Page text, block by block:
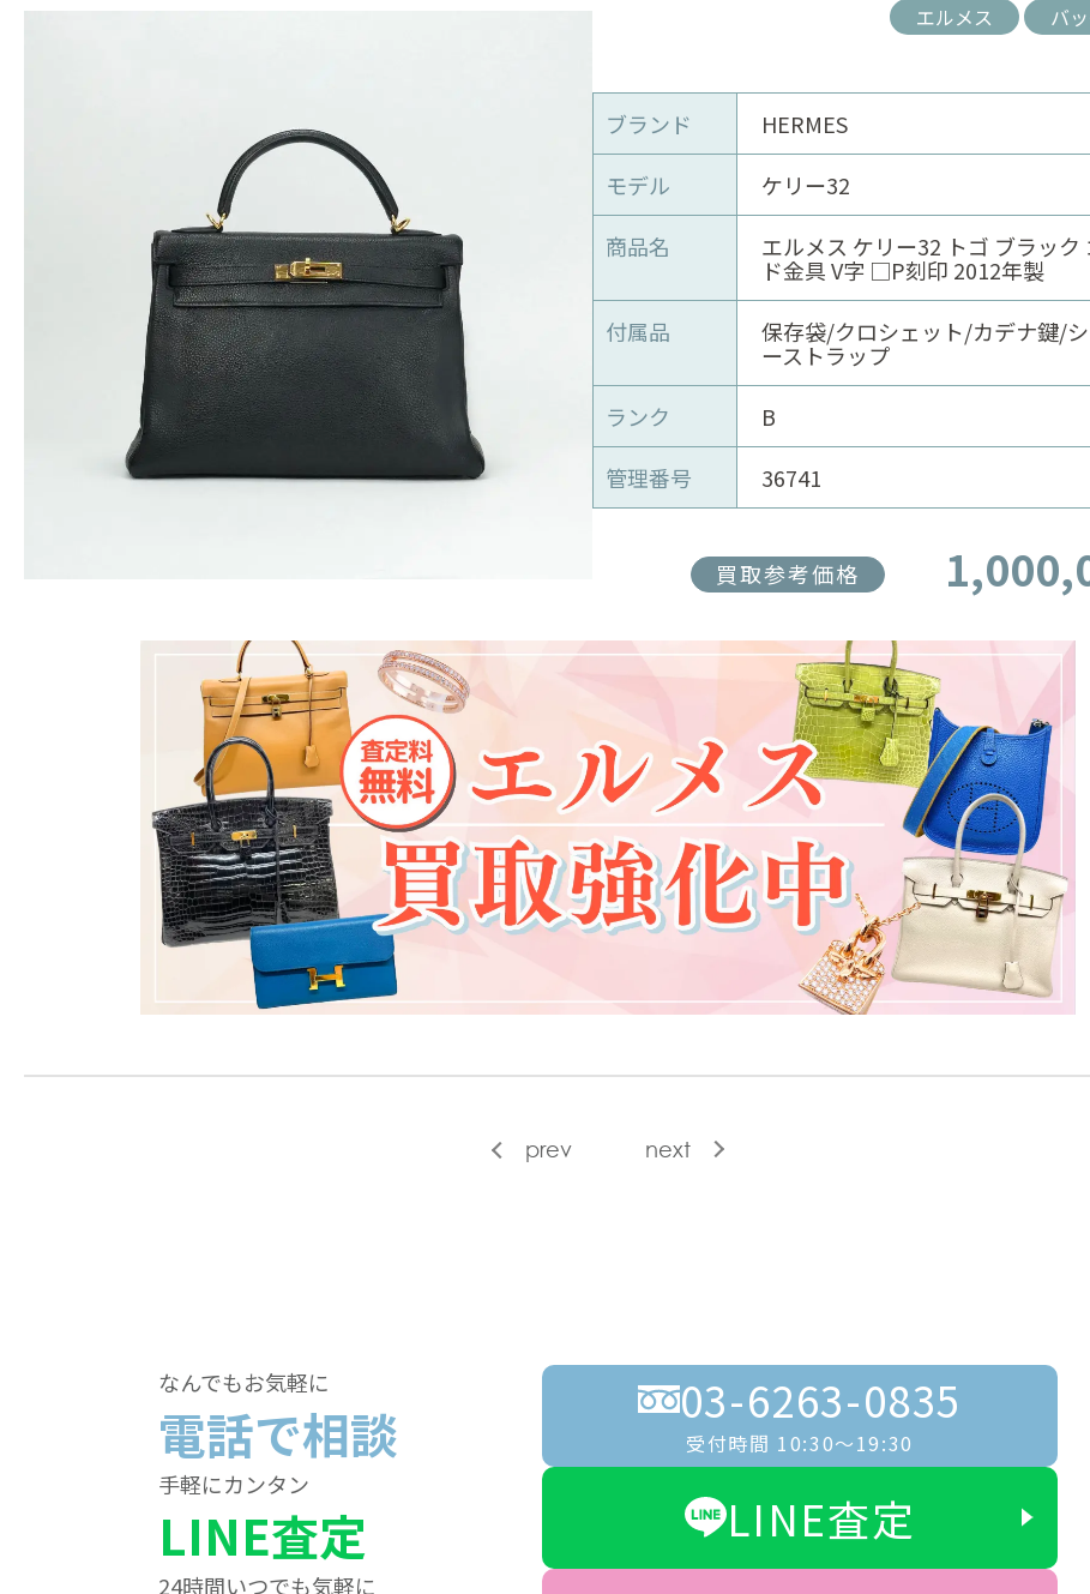
エルメス バ
ブランド
HERMES
モデル
ケリー32
商品名
エルメス ケリー32 トゴ ブラック
ド金具 V字 □P刻印 2012年製
付属品
保存袋/クロシェット/カデナ鍵/
ーストラップ
ランク
B
管理番号
36741
買取参考価格
prev next
なんでもお気軽に
電話で相談 03-6263-0835
受付時間 10:30〜19:30
手軽にカンタン
LINE査定 LINE査定
24時間いつでも気軽に